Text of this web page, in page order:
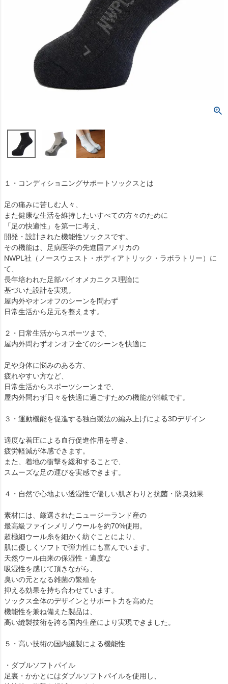
１・コンディショニングサポートソックスとは
足の痛みに苦しむ人々、
また健康な生活を維持したいすべての方々のために
「足の快適性」を第一に考え、
開発・設計された機能性ソックスです。
その機能は、足病医学の先進国アメリカの
NWPL社（ノースウェスト・ポディアトリック・ラボラトリー）に
て、
長年培われた足部バイオメカニクス理論に
基づいた設計を実現。
屋内外やオンオフのシーンを問わず
日常生活から足元を整えます。
２・日常生活からスポーツまで、
屋内外問わずオンオフ全てのシーンを快適に
足や身体に悩みのある方、
疲れやすい方など、
日常生活からスポーツシーンまで、
屋内外問わず日々を快適に過ごすための機能が満載です。
３・運動機能を促進する独自製法の編み上げによる3Dデザイン
適度な着圧による血行促進作用を導き、
疲労軽減が体感できます。
また、着地の衝撃を緩和することで、
スムーズな足の運びを実感できます。
４・自然で心地よい透湿性で優しい肌ざわりと抗菌・防臭効果
素材には、厳選されたニュージーランド産の
最高級ファインメリノウールを約70%使用。
超極細ウール糸を細かく紡ぐことにより、
肌に優しくソフトで弾力性にも富んでいます。
天然ウール由来の保湿性・適度な
吸湿性を感じて頂きながら、
臭いの元となる雑菌の繁殖を
抑える効果を持ち合わせています。
ソックス全体のデザインとサポート力を高めた
機能性を兼ね備えた製品は、
高い縫製技術を誇る国内生産により実現できました。
５・高い技術の国内縫製による機能性
・ダブルソフトパイル
足裏・かかとにはダブルソフトパイルを使用し、